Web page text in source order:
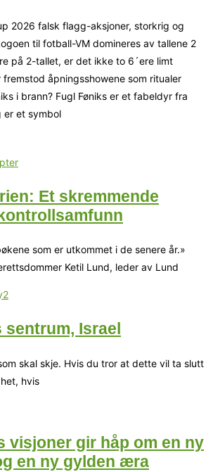
2026 falsk flagg-aksjoner, storkrig og
til fotball-VM domineres av tallene 2
på 2-tallet, er det ikke to 6´ere limt
åpningsshowene som ritualer
i brann? Fugl Føniks er et fabeldyr fra
er et symbol
Et skremmende
som er utkommet i de senere år.»
Ketil Lund, leder av Lund
Israel
skal skje. Hvis du tror at dette vil ta slutt
hvis
visjoner gir håp om en ny
en ny gylden æra